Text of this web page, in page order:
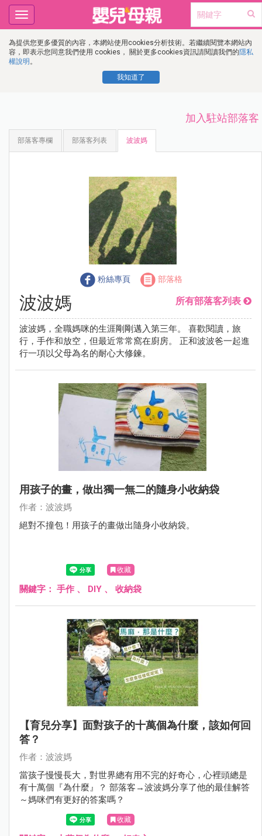
為提供您更多優質的內容，本網站使用cookies分析技術。若繼續閱覽本網站內
容，即表示您同意我們使用 cookies， 關於更多cookies資訊請閱讀我們的隱私
權說明 。
我知道了
Toggle
navigation
加入駐站部落客
部落客專欄 部落客列表 波波媽
粉絲專頁 部落格
波波媽 所有部落客列表
波波媽，全職媽咪的生涯剛剛邁入第三年。 喜歡閱讀，旅
行，手作和放空，但最近常常窩在廚房。 正和波波爸一起進
行一項以父母為名的耐心大修鍊。
用孩子的畫，做出獨一無二的隨身小收納袋
作者：波波媽
絕對不撞包！用孩子的畫做出隨身小收納袋。
收藏
關鍵字： 手作 、 DIY 、 收納袋
【育兒分享】面對孩子的十萬個為什麼，該如何回
答？
作者：波波媽
當孩子慢慢長大，對世界總有用不完的好奇心，心裡頭總是
有十萬個『為什麼』？ 部落客→波波媽分享了他的最佳解答
～媽咪們有更好的答案嗎？
收藏